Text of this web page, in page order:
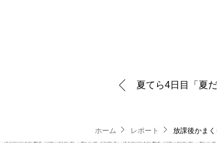
夏てら4日目「夏
ホーム レポート 放課後かまく